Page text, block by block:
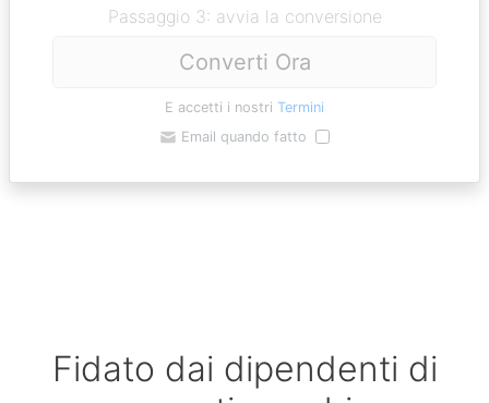
Passaggio 3: avvia la conversione
Converti Ora
E accetti i nostri Termini
Email quando fatto
Fidato dai dipendenti di